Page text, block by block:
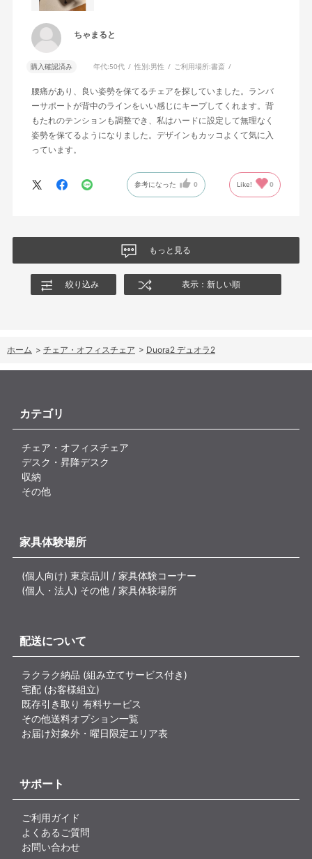
ちゃまると
購入確認済み 年代:50代 性別:男性 ご利用場所:書斎
腰痛があり、良い姿勢を保てるチェアを探していました。ランバ
ーサポートが背中のラインをいい感じにキープしてくれます。背
もたれのテンションも調整でき、私はハードに設定して無理なく
姿勢を保てるようになりました。デザインもカッコよくて気に入
っています。
参考になった 0 Like! 0
もっと見る
絞り込み 表示：新しい順
ホーム > チェア・オフィスチェア > Duora2 デュオラ2
カテゴリ
チェア・オフィスチェア
デスク・昇降デスク
収納
その他
家具体験場所
(個人向け) 東京品川 / 家具体験コーナー
(個人・法人) その他 / 家具体験場所
配送について
ラクラク納品 (組み立てサービス付き)
宅配 (お客様組立)
既存引き取り 有料サービス
その他送料オプション一覧
お届け対象外・曜日限定エリア表
サポート
ご利用ガイド
よくあるご質問
お問い合わせ